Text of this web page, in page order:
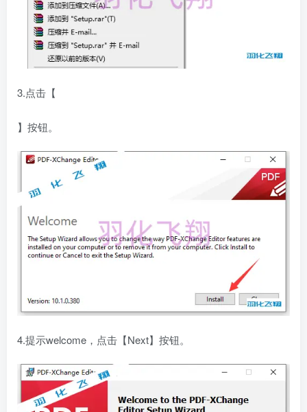
3.点击【
】按钮。
4.提示welcome，点击【Next】按钮。